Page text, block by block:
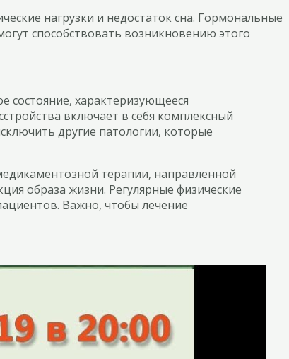
нагрузки и недостаток сна. Гормональные
способствовать возникновению этого
состояние, характеризующееся
включает в себя комплексный
другие патологии, которые
терапии, направленной
образа жизни. Регулярные физические
Важно, чтобы лечение